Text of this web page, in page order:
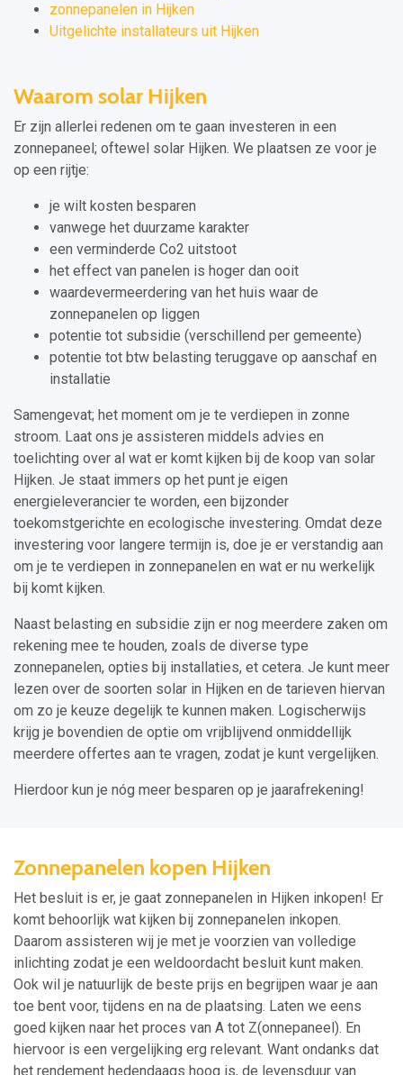
zonnepanelen in Hijken
Uitgelichte installateurs uit Hijken
Waarom solar Hijken
Er zijn allerlei redenen om te gaan investeren in een
zonnepaneel; oftewel solar Hijken. We plaatsen ze voor je
op een rijtje:
je wilt kosten besparen
vanwege het duurzame karakter
een verminderde Co2 uitstoot
het effect van panelen is hoger dan ooit
waardevermeerdering van het huis waar de
zonnepanelen op liggen
potentie tot subsidie (verschillend per gemeente)
potentie tot btw belasting teruggave op aanschaf en
installatie
Samengevat; het moment om je te verdiepen in zonne
stroom. Laat ons je assisteren middels advies en
toelichting over al wat er komt kijken bij de koop van solar
Hijken. Je staat immers op het punt je eigen
energieleverancier te worden, een bijzonder
toekomstgerichte en ecologische investering. Omdat deze
investering voor langere termijn is, doe je er verstandig aan
om je te verdiepen in zonnepanelen en wat er nu werkelijk
bij komt kijken.
Naast belasting en subsidie zijn er nog meerdere zaken om
rekening mee te houden, zoals de diverse type
zonnepanelen, opties bij installaties, et cetera. Je kunt meer
lezen over de soorten solar in Hijken en de tarieven hiervan
om zo je keuze degelijk te kunnen maken. Logischerwijs
krijg je bovendien de optie om vrijblijvend onmiddellijk
meerdere offertes aan te vragen, zodat je kunt vergelijken.
Hierdoor kun je nóg meer besparen op je jaarafrekening!
Zonnepanelen kopen Hijken
Het besluit is er, je gaat zonnepanelen in Hijken inkopen! Er
komt behoorlijk wat kijken bij zonnepanelen inkopen.
Daarom assisteren wij je met je voorzien van volledige
inlichting zodat je een weldoordacht besluit kunt maken.
Ook wil je natuurlijk de beste prijs en begrijpen waar je aan
toe bent voor, tijdens en na de plaatsing. Laten we eens
goed kijken naar het proces van A tot Z(onnepaneel). En
hiervoor is een vergelijking erg relevant. Want ondanks dat
het rendement hedendaags hoog is, de levensduur van